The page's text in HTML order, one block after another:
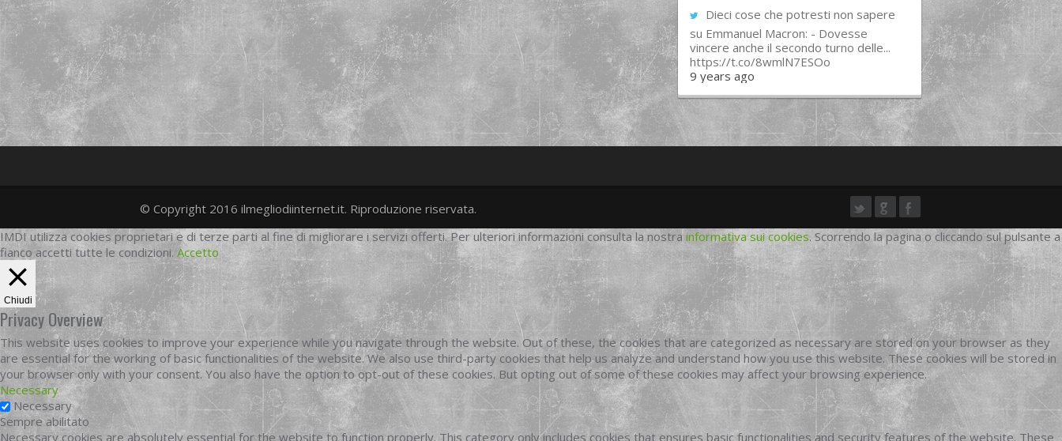
Dieci cose che potresti non sapere
su Emmanuel Macron: - Dovesse
vincere anche il secondo turno delle...
https://t.co/8wmlN7ESOo
9 years ago
twittergoogleplus
facebook
© Copyright 2016 ilmegliodiinternet.it. Riproduzione riservata.
IMDI utilizza cookies proprietari e di terze parti al fine di migliorare i servizi offerti. Per ulteriori informazioni consulta la nostra informativa sui cookies. Scorrendo la pagina o cliccando sul pulsante a
fianco accetti tutte le condizioni. Accetto
Chiudi
Privacy Overview
This website uses cookies to improve your experience while you navigate through the website. Out of these, the cookies that are categorized as necessary are stored on your browser as they
are essential for the working of basic functionalities of the website. We also use third-party cookies that help us analyze and understand how you use this website. These cookies will be stored in
your browser only with your consent. You also have the option to opt-out of these cookies. But opting out of some of these cookies may affect your browsing experience.
Necessary
Necessary
Sempre abilitato
Necessary cookies are absolutely essential for the website to function properly. This category only includes cookies that ensures basic functionalities and security features of the website. These